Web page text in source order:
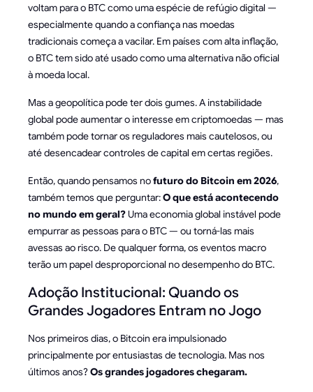
voltam para o BTC como uma espécie de refúgio digital —
especialmente quando a confiança nas moedas
tradicionais começa a vacilar. Em países com alta inflação,
o BTC tem sido até usado como uma alternativa não oficial
à moeda local.
Mas a geopolítica pode ter dois gumes. A instabilidade
global pode aumentar o interesse em criptomoedas — mas
também pode tornar os reguladores mais cautelosos, ou
até desencadear controles de capital em certas regiões.
Então, quando pensamos nofuturo do Bitcoin em 2026,
também temos que perguntar:O que está acontecendo
no mundo em geral?Uma economia global instável pode
empurrar as pessoas para o BTC — ou torná-las mais
avessas ao risco. De qualquer forma, os eventos macro
terão um papel desproporcional no desempenho do BTC.
Adoção Institucional: Quando os
Grandes Jogadores Entram no Jogo
Nos primeiros dias, o Bitcoin era impulsionado
principalmente por entusiastas de tecnologia. Mas nos
últimos anos?Os grandes jogadores chegaram.